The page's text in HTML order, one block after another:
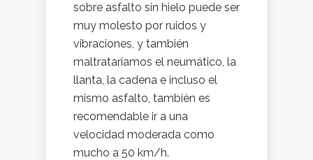
sobre asfalto sin hielo puede ser
muy molesto por ruidos y
vibraciones, y también
maltrataríamos el neumático, la
llanta, la cadena e incluso el
mismo asfalto, también es
recomendable ir a una
velocidad moderada como
mucho a 50 km/h.